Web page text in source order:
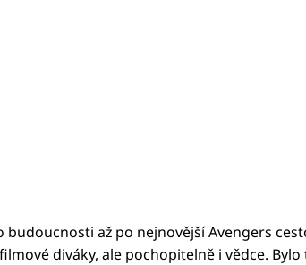
budoucnosti až po nejnovější Avengers
diváky, ale pochopitelně i vědce.